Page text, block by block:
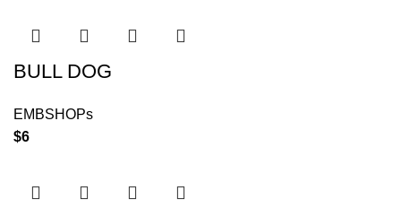
BULL DOG
EMBSHOPs
$6